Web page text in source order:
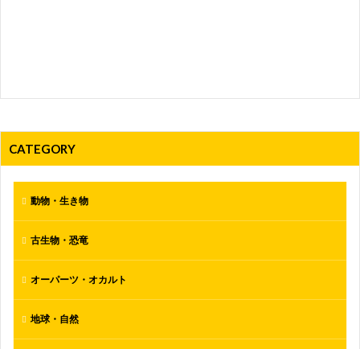
CATEGORY
動物・生き物
古生物・恐竜
オーパーツ・オカルト
地球・自然